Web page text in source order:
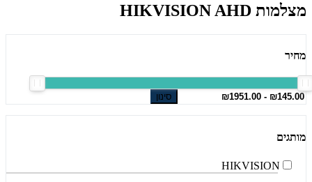
מצלמות HIKVISION AHD
מחיר
סינון
מותגים
HIKVISION